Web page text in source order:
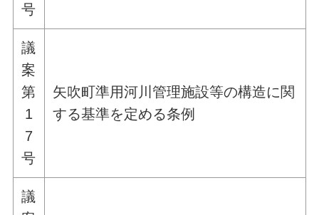
号
議
案
第
1
7
号
矢吹町準用河川管理施設等の構造に関
する基準を定める条例
議